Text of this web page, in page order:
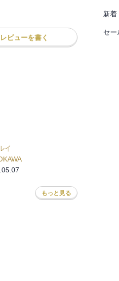
レビューを書く
イ
もっと見る
新着
セー